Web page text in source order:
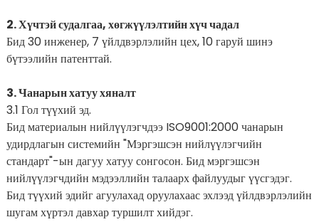
2. Хүчтэй судалгаа, хөгжүүлэлтийн хүч чадал
Бид 30 инженер, 7 үйлдвэрлэлийн цех, 10 гаруй шинэ
бүтээлийн патенттай.
3. Чанарын хатуу хяналт
3.1 Гол түүхий эд.
Бид материалын нийлүүлэгчдээ ISO9001:2000 чанарын
удирдлагын системийн "Мэргэшсэн нийлүүлэгчийн
стандарт"-ын дагуу хатуу сонгосон. Бид мэргэшсэн
нийлүүлэгчдийн мэдээллийн талаарх файлуудыг үүсгэдэг.
Бид түүхий эдийг агуулахад оруулахаас эхлээд үйлдвэрлэлийн
шугам хүртэл давхар туршилт хийдэг.